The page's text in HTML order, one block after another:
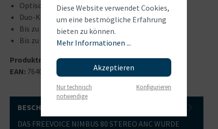
Optische Gesprächsanzeige (Busy Light)
Duo-Konnektivität: Softphone und Mobile
Bis zu 15 Meter Reichweite
Bis zu 23 Stunden Gesprächszeit
Produktnummer:FBT080BT
EAN: 7640162613101
BESCHREIBUNG
DAS FREEVOICE NIMBUS 80 STEREO ANC WURDE
Diese Website verwendet Cookies,
um eine bestmögliche Erfahrung
bieten zu können.
Mehr Informationen ...
Akzeptieren
Nur technisch
notwendige
Konfigurieren